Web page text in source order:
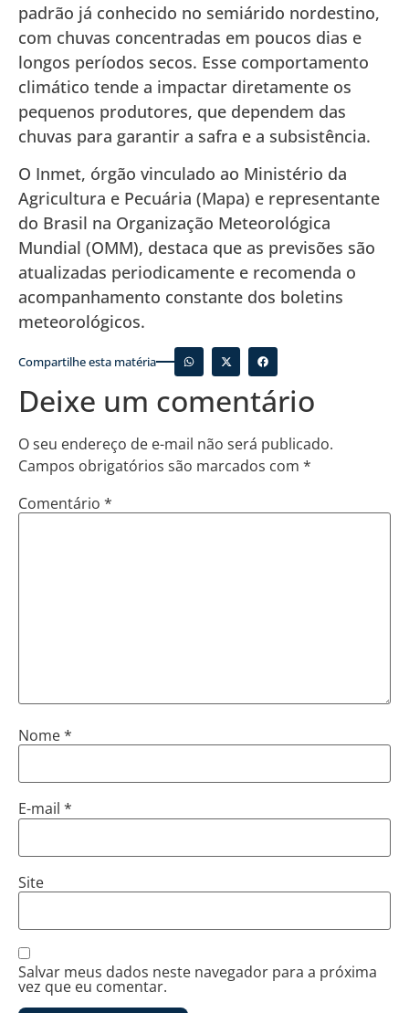
padrão já conhecido no semiárido nordestino,
com chuvas concentradas em poucos dias e
longos períodos secos. Esse comportamento
climático tende a impactar diretamente os
pequenos produtores, que dependem das
chuvas para garantir a safra e a subsistência.
O Inmet, órgão vinculado ao Ministério da
Agricultura e Pecuária (Mapa) e representante
do Brasil na Organização Meteorológica
Mundial (OMM), destaca que as previsões são
atualizadas periodicamente e recomenda o
acompanhamento constante dos boletins
meteorológicos.
Compartilhe esta matéria
Deixe um comentário
O seu endereço de e-mail não será publicado.
Campos obrigatórios são marcados com *
Comentário *
Nome*
E-mail *
Site
Salvar meus dados neste navegador para a próxima
vez que eu comentar.